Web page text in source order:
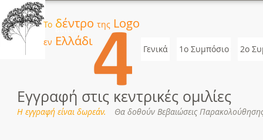
Το δέντρο της Logo
εν Ελλάδι
Button
Γενικά 1ο Συμπόσιο 2o
Εγγραφή στις κεντρικές ομιλίες
Η εγγραφή είναι δωρεάν. Θα δοθούν Βεβαιώσεις